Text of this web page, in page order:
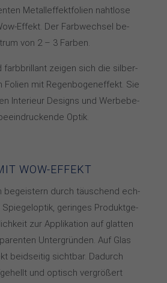
Me­tall­ef­fekt­fo­lien naht­lo­se
Ef­fekt. Der Farb­wech­sel be­
von 2 – 3 Far­ben.
farb­bril­lant zei­gen sich die sil­ber­
Fo­lien mit Re­gen­bo­gen­ef­fekt. Sie
In­te­rieur De­signs und Wer­be­be­
Op­tik.
WOW-EFFEKT
be­geis­tern durch täu­schend ech­
ge­rin­ges Pro­dukt­ge­
zur Ap­pli­ka­tion auf glat­ten
Un­ter­grün­den. Auf Glas
beid­sei­tig sicht­bar. Da­durch
und op­tisch ver­grö­ßert